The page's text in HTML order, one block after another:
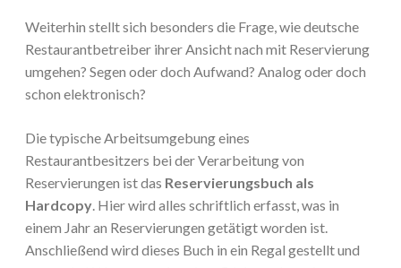
Weiterhin stellt sich besonders die Frage, wie deutsche
Restaurantbetreiber ihrer Ansicht nach mit Reservierung
umgehen? Segen oder doch Aufwand? Analog oder doch
schon elektronisch?
Die typische Arbeitsumgebung eines
Restaurantbesitzers bei der Verarbeitung von
Reservierungen ist das Reservierungsbuch als
Hardcopy. Hier wird alles schriftlich erfasst, was in
einem Jahr an Reservierungen getätigt worden ist.
Anschließend wird dieses Buch in ein Regal gestellt und